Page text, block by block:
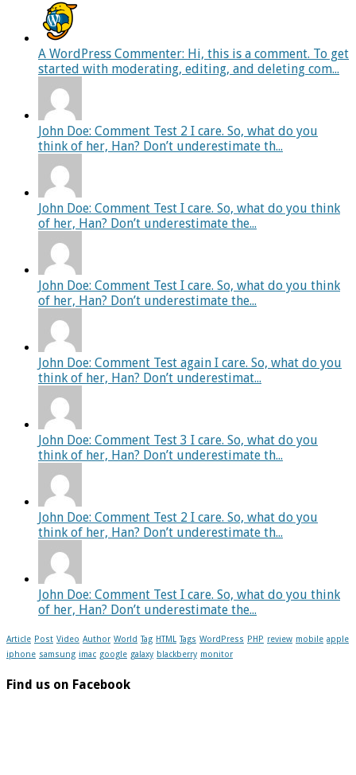
A WordPress Commenter: Hi, this is a comment. To get
started with moderating, editing, and deleting com...
John Doe: Comment Test 2 I care. So, what do you
think of her, Han? Don’t underestimate th...
John Doe: Comment Test I care. So, what do you think
of her, Han? Don’t underestimate the...
John Doe: Comment Test I care. So, what do you think
of her, Han? Don’t underestimate the...
John Doe: Comment Test again I care. So, what do you
think of her, Han? Don’t underestimat...
John Doe: Comment Test 3 I care. So, what do you
think of her, Han? Don’t underestimate th...
John Doe: Comment Test 2 I care. So, what do you
think of her, Han? Don’t underestimate th...
John Doe: Comment Test I care. So, what do you think
of her, Han? Don’t underestimate the...
Article Post Video Author World Tag HTML Tags WordPress PHP review mobile apple
iphone samsung imac google galaxy blackberry monitor
Find us on Facebook